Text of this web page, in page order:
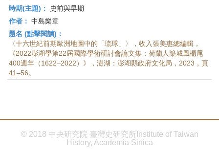
時期(主題)：
史前與早期
作者： 中島樂章
題名 (點擊閱讀)：
〈十六世紀前期歐洲地圖中的「琉球」〉，收入張美惠總編輯，
《2022澎湖學第22屆國際學術研討會論文集：荷蘭人築城風櫃尾
400週年（1622–2022）》，澎湖：澎湖縣政府文化局，2023，頁
41–56。
© 2018 中央研究院 臺灣史研究所Institute of Taiwan
History, Academia Sinica